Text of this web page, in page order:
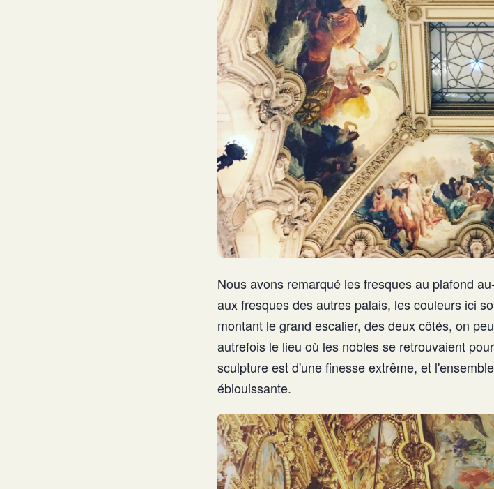
Nous avons remarqué les fresques au plafond
aux fresques des autres palais, les couleurs ici
montant le grand escalier, des deux côtés, on
autrefois le lieu où les nobles se retrouvaient
sculpture est d'une finesse extrême, et
éblouissante.